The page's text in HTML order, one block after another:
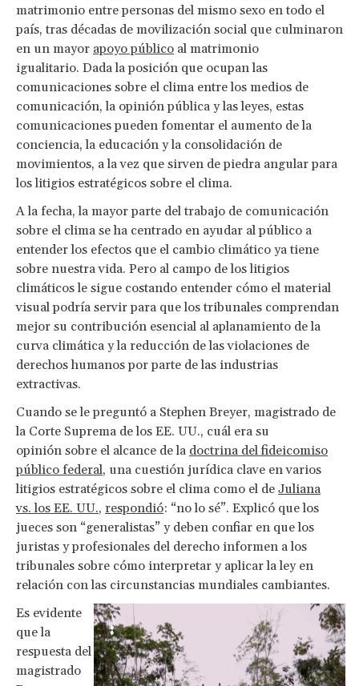
matrimonio entre personas del mismo sexo en todo el
país, tras décadas de movilización social que culminaron
en un mayor apoyo público al matrimonio
igualitario. Dada la posición que ocupan las
comunicaciones sobre el clima entre los medios de
comunicación, la opinión pública y las leyes, estas
comunicaciones pueden fomentar el aumento de la
conciencia, la educación y la consolidación de
movimientos, a la vez que sirven de piedra angular para
los litigios estratégicos sobre el clima.
A la fecha, la mayor parte del trabajo de comunicación
sobre el clima se ha centrado en ayudar al público a
entender los efectos que el cambio climático ya tiene
sobre nuestra vida. Pero al campo de los litigios
climáticos le sigue costando entender cómo el material
visual podría servir para que los tribunales comprendan
mejor su contribución esencial al aplanamiento de la
curva climática y la reducción de las violaciones de
derechos humanos por parte de las industrias
extractivas.
Cuando se le preguntó a Stephen Breyer, magistrado de
la Corte Suprema de los EE. UU., cuál era su
opinión sobre el alcance de la doctrina del fideicomiso
público federal, una cuestión jurídica clave en varios
litigios estratégicos sobre el clima como el de Juliana
vs. los EE. UU., respondió: “no lo sé”. Explicó que los
jueces son “generalistas” y deben confiar en que los
juristas y profesionales del derecho informen a los
tribunales sobre cómo interpretar y aplicar la ley en
relación con las circunstancias mundiales cambiantes.
Es evidente
que la
respuesta del
magistrado